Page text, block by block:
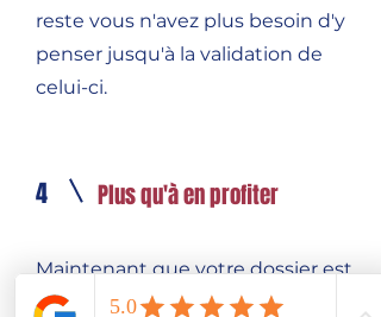
reste vous n'avez plus besoin d'y
penser jusqu'à la validation de
celui-ci.
4 Plus qu'à en profiter
Maintenant que votre dossier est
validé vous n'avez plus qu'à en